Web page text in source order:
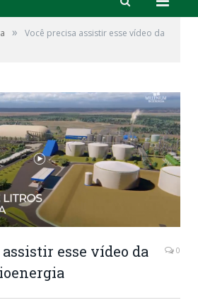
»
Você precisa assistir esse vídeo da
esse vídeo da
0